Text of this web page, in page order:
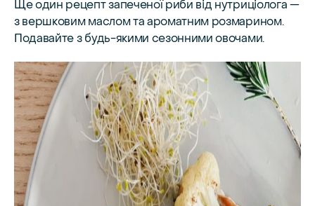
Ще один рецепт запеченої риби від нутриціолога —
з вершковим маслом та ароматним розмарином.
Подавайте з будь-якими сезонними овочами.